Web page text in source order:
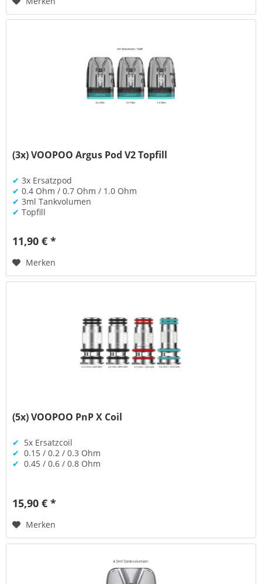
(3x) VOOPOO Argus Pod V2 Topfill
✔ 3x Ersatzpod
✔ 0.4 Ohm / 0.7 Ohm / 1.0 Ohm
✔ 3ml Tankvolumen
✔ Topfill
11,90 € *
Merken
(5x) VOOPOO PnP X Coil
✔ 5x Ersatzcoil
✔ 0.15 / 0.2 / 0.3 Ohm
✔ 0.45 / 0.6 / 0.8 Ohm
15,90 € *
Merken